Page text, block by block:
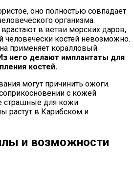
оно полностью совпадает
организма.
в ветви морских даров,
человечески костей невозможно.
применяет коралловый
него делают имплантаты для
костей.
могут причинить ожоги.
с кожей
страшные для кожи
растут в Карибском и
и возможности